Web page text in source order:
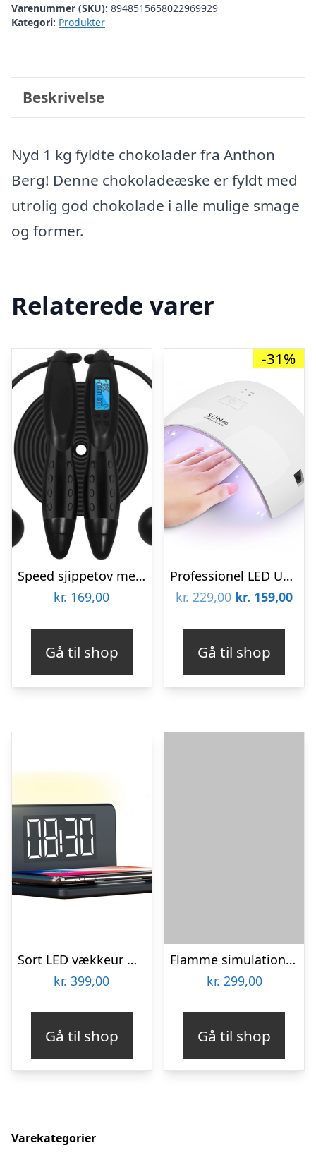
Varenummer (SKU): 8948515658022969929
Kategori: Produkter
Beskrivelse
Nyd 1 kg fyldte chokolader fra Anthon
Berg! Denne chokoladeæske er fyldt med
utrolig god chokolade i alle mulige smage
og former.
Relaterede varer
Speed sjippetov med digital tæller | Speed rope
kr. 169,00
Gå til shop
-31%
Professionel LED UV Neglelampe
kr.229,00 Den
kr. 229,00.
kr. 159,00Den
kr.
Gå til shop
Sort LED vækkeur med trådløs oplader
kr. 399,00
Gå til shop
Flamme simulations diffuser, aroma og luftfugter
kr. 299,00
Gå til shop
Varekategorier